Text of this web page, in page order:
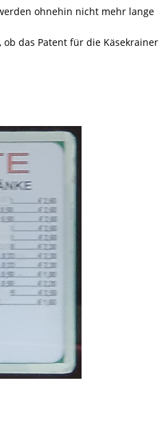
ohnehin nicht mehr lange
das Patent für die Käsekrainer